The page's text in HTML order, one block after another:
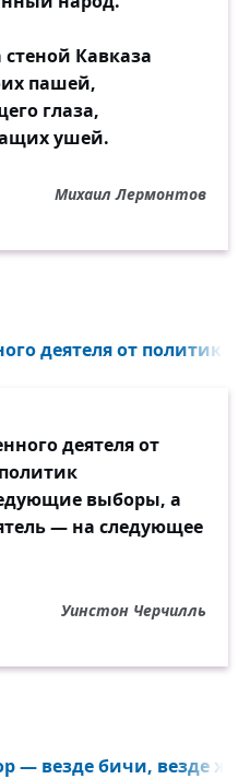
Кавказа
пашей,
глаза,
ушей.
Михаил Лермонтов
деятеля от политика
деятеля от
выборы, а
— на следующее
Уинстон Черчилль
— везде бичи, везде